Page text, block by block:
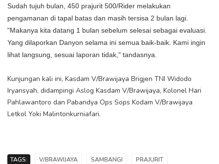
Sudah tujuh bulan, 450 prajurit 500/Rider melakukan
pengamanan di tapal batas dan masih tersisa 2 bulan lagi.
"Makanya kita datang 1 bulan sebelum selesai sebagai evaluasi.
Yang dilaporkan Danyon selama ini semua baik-baik. Kami ingin
lihat langsung, sesuai laporan tidak," tandasnya.
Kunjungan kali ini, Kasdam V/Brawijaya Brigjen TNI Widodo
Iryansyah, didampingi Aslog Kasdam V/Brawijaya, Kolonel Hari
Pahlawantoro dan Pabandya Ops Sops Kodam V/Brawijaya
Letkol Yoki Malintonkurniafari.
TAGS: V/BRAWIJAYA SAMBANGI
PRAJURIT